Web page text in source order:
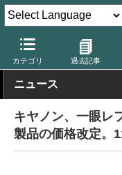
カテゴリ 過去記事
デジカメ Watch カメラ
ニュース
キヤノン、一眼レ
製品の価格改定。